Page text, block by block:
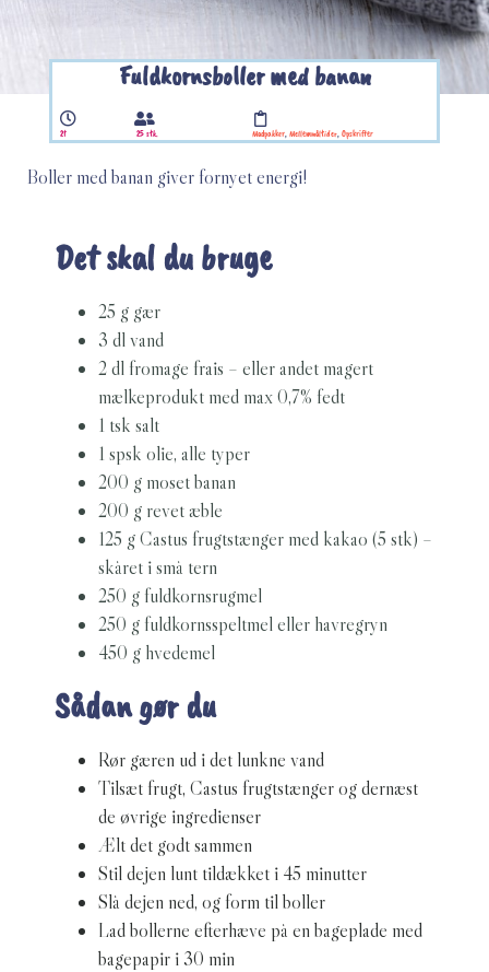
Fuldkornsboller med banan
2t 25 stk. Madpakker,Mellemmåltider,Opskrifter
Boller med banan giver fornyet energi!
Det skal du bruge
25 g gær
3 dl vand
2 dl fromage frais – eller andet magert
mælkeprodukt med max 0,7% fedt
1 tsk salt
1 spsk olie, alle typer
200 g moset banan
200 g revet æble
125 g Castus frugtstænger med kakao (5 stk) –
skåret i små tern
250 g fuldkornsrugmel
250 g fuldkornsspeltmel eller havregryn
450 g hvedemel
Sådan gør du
Rør gæren ud i det lunkne vand
Tilsæt frugt, Castus frugtstænger og dernæst
de øvrige ingredienser
Ælt det godt sammen
Stil dejen lunt tildækket i 45 minutter
Slå dejen ned, og form til boller
Lad bollerne efterhæve på en bageplade med
bagepapir i 30 min